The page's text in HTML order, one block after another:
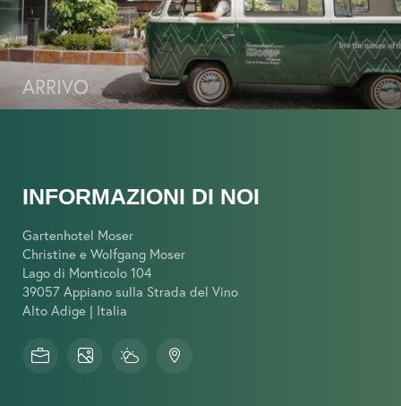
ARRIVO
INFORMAZIONI DI NOI
Gartenhotel Moser
Christine e Wolfgang Moser
Lago di Monticolo 104
39057 Appiano sulla Strada del Vino
Alto Adige | Italia